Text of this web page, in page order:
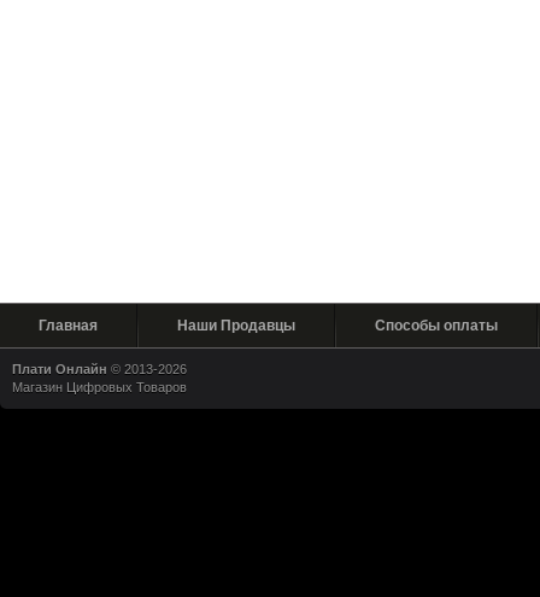
Главная Наши Продавцы Способы оплаты
Плати Онлайн © 2013-2026
Магазин Цифровых Товаров